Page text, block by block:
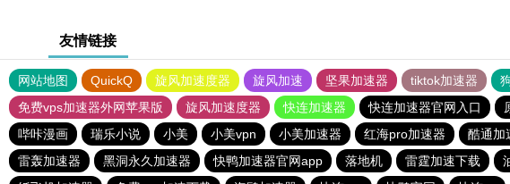
友情链接
网站地图 QuickQ 旋风加速度器 旋风加速 坚果加速器 tiktok加速器
免费vps加速器外网苹果版
旋风加速度器 快连加速器 快连加速器官网入口
哔咔漫画
瑞乐小说 小美 小美vpn 小美加速器 红海pro加速器 酷通加
雷轰加速器
黑洞永久加速器 快鸭加速器官网app 落地机 雷霆加速下载